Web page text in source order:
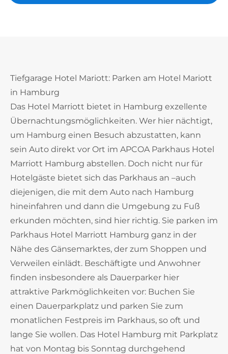
Tiefgarage Hotel Mariott: Parken am Hotel Mariott
in Hamburg
Das Hotel Marriott bietet in Hamburg exzellente
Übernachtungsmöglichkeiten. Wer hier nächtigt,
um Hamburg einen Besuch abzustatten, kann
sein Auto direkt vor Ort im APCOA Parkhaus Hotel
Marriott Hamburg abstellen. Doch nicht nur für
Hotelgäste bietet sich das Parkhaus an –auch
diejenigen, die mit dem Auto nach Hamburg
hineinfahren und dann die Umgebung zu Fuß
erkunden möchten, sind hier richtig. Sie parken im
Parkhaus Hotel Marriott Hamburg ganz in der
Nähe des Gänsemarktes, der zum Shoppen und
Verweilen einlädt. Beschäftigte und Anwohner
finden insbesondere als Dauerparker hier
attraktive Parkmöglichkeiten vor: Buchen Sie
einen Dauerparkplatz und parken Sie zum
monatlichen Festpreis im Parkhaus, so oft und
lange Sie wollen. Das Hotel Hamburg mit Parkplatz
hat von Montag bis Sonntag durchgehend